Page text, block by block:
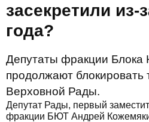
засекретили
года?
Депутаты фракции
продолжают блокировать
Верховной Рады.
Депутат Рады, первый
фракции БЮТ Андрей